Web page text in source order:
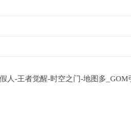
人-王者觉醒-时空之门-地图多_GOM